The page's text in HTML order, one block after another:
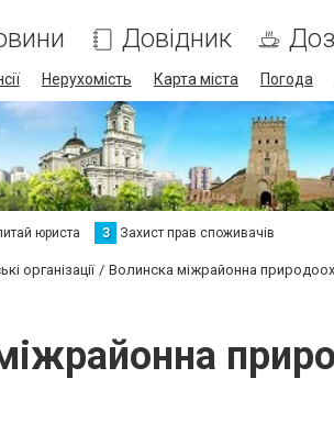
Довідник
Нерухомість Карта міста Погода
юриста З Захист прав споживачів
організації Волинска міжрайонна